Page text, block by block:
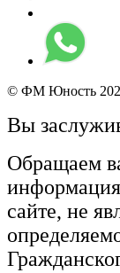
© ФМ Юность
Вы
Обращаем
сайте, не